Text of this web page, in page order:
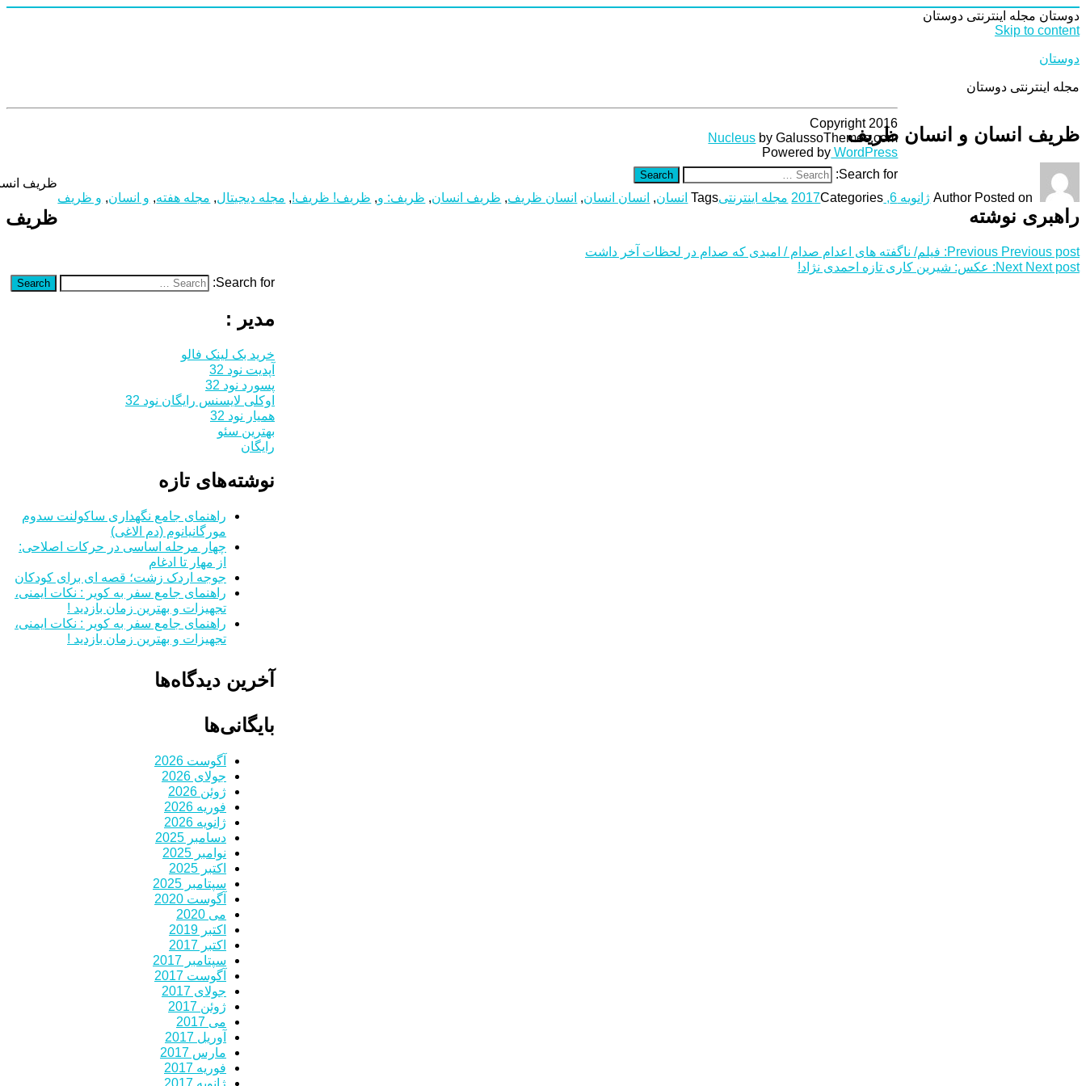
دوستان مجله اینترنتی دوستان
Skip to content
دوستان
مجله اینترنتی دوستان
ظریف انسان و انسان ظریف
ظریف
ظریف
Author Posted on ژانویه 6, 2017 Categories مجله اینترنتیTags انسان, انسان انسان, انسان ظریف, ظریف انسان, ظریف: و, ظریف! ظریف!, مجله دیجیتال, مجله هفته, و انسان, و ظریف
راهبری نوشته
Previous Previous post:
فیلم/ ناگفته های اعدام صدام / امیدی که صدام در لحظات آخر داشت
Next Next post:
عکس: شیرین‌ کاری تازه احمدی‌ نژاد!
Search for:
Search
مدیر :
خرید بک لینک فالو
آپدیت نود 32
پسورد نود 32
اوکلی لایسنس رایگان نود 32
همیار نود 32
بهترین سئو
رایگان
نوشته‌های تازه
راهنمای جامع نگهداری ساکولنت سدوم
مورگانیانوم (دم الاغی)
چهار مرحله اساسی در حرکات اصلاحی:
از مهار تا ادغام
جوجه اردک زشت؛ قصه ای برای کودکان
راهنمای جامع سفر به کویر : نکات ایمنی،
تجهیزات و بهترین زمان بازدید !
راهنمای جامع سفر به کویر : نکات ایمنی،
تجهیزات و بهترین زمان بازدید !
آخرین دیدگاه‌ها
بایگانی‌ها
آگوست 2026
جولای 2026
ژوئن 2026
فوریه 2026
ژانویه 2026
دسامبر 2025
نوامبر 2025
اکتبر 2025
سپتامبر 2025
آگوست 2020
می 2020
اکتبر 2019
اکتبر 2017
سپتامبر 2017
آگوست 2017
جولای 2017
ژوئن 2017
می 2017
آوریل 2017
مارس 2017
فوریه 2017
Copyright 2016
Nucleus by GalussoThemes.com
Powered by WordPress
Search for:
Search